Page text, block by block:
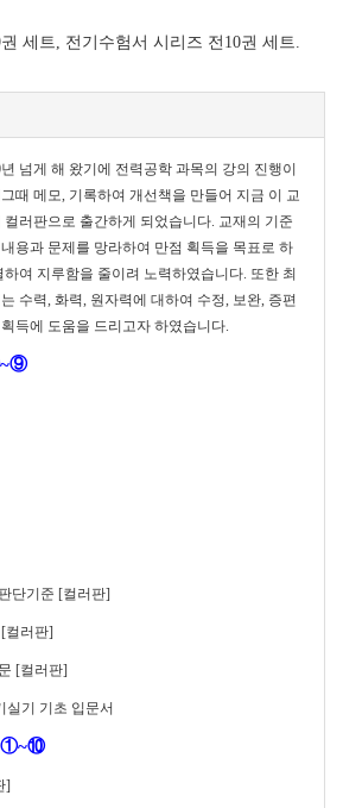
세트, 전기수험서 시리즈 전10권 세트.
넘게 해 왔기에 전력공학 과목의 강의 진행이
때 메모, 기록하여 개선책을 만들어 지금 이 교
러판으로 출간하게 되었습니다. 교재의 기준
용과 문제를 망라하여 만점 획득을 목표로 하
여 지루함을 줄이려 노력하였습니다. 또한 최
수력, 화력, 원자력에 대하여 수정, 보완, 증편
득에 도움을 드리고자 하였습니다.
단기준 [컬러판]
컬러판]
[컬러판]
실기 기초 입문서
①~⑩
]